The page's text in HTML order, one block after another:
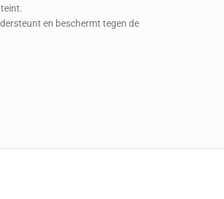
teint.
en beschermt tegen de